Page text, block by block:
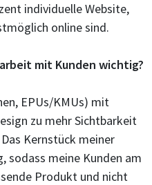
individuelle Website,
online sind.
mit Kunden wichtig?
EPUs/KMUs) mit
zu mehr Sichtbarkeit
Kernstück meiner
sodass meine Kunden am
Produkt und nicht